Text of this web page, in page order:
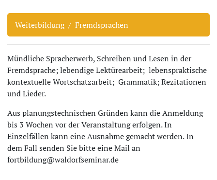
Weiterbildung Fremdsprachen
Mündliche Spracherwerb, Schreiben und Lesen in der
Fremdsprache; lebendige Lektürearbeit; lebenspraktische
kontextuelle Wortschatzarbeit; Grammatik; Rezitationen
und Lieder.
Aus planungstechnischen Gründen kann die Anmeldung
bis 3 Wochen vor der Veranstaltung erfolgen. In
Einzelfällen kann eine Ausnahme gemacht werden. In
dem Fall senden Sie bitte eine Mail an
fortbildung@waldorfseminar.de